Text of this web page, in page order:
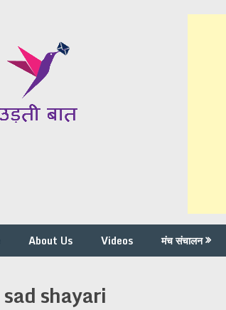
About Us Videos मंच संचालन
sad shayari